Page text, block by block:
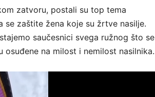
zatvoru, postali su top tema
se zaštite žena koje su žrtve nasilje.
saučesnici svega ružnog što se
osuđene na milost i nemilost nasilnika.